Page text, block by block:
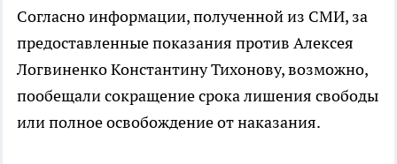
Согласно информации, полученной из СМИ, за
предоставленные показания против Алексея
Логвиненко Константину Тихонову, возможно,
пообещали сокращение срока лишения свободы
или полное освобождение от наказания.